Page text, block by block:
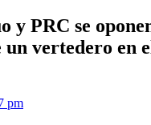
y PRC se
un vertedero en
pm